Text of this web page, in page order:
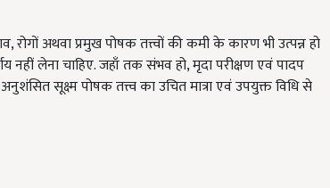
अथवा प्रमुख पोषक तत्त्वों की कमी के कारण भी उत्पन्न हो
लेना चाहिए. जहाँ तक संभव हो, मृदा परीक्षण एवं पादप
सूक्ष्म पोषक तत्त्व का उचित मात्रा एवं उपयुक्त विधि से